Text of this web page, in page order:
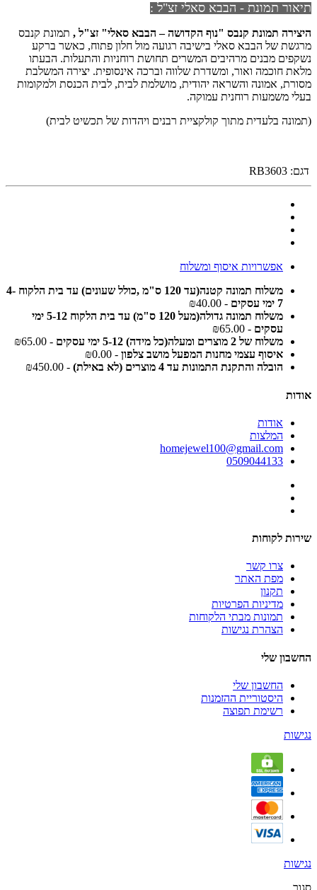
תיאור תמונת - הבבא סאלי זצ"ל :
היצירה תמונת קנבס "נוף הקדושה – הבבא סאלי" זצ"ל , תמונת קנבס
מרגשת של הבבא סאלי בישיבה רגועה מול חלון פתוח, כאשר ברקע
נשקפים מבנים מרהיבים המשרים תחושת רוחניות והתעלות. הבעתו
מלאת חוכמה ואור, ומשדרת שלווה וברכה אינסופית. יצירה המשלבת
מסורת, אמונה והשראה יהודית, מושלמת לבית, לבית הכנסת ולמקומות
בעלי משמעות רוחנית עמוקה.
(תמונה בלעדית מתוך קולקציית רבנים ויהדות של תכשיט לבית)
דגם: RB3603
אפשרויות איסוף ומשלוח
משלוח תמונה קטנה(עד 120 ס"מ ,כולל שעונים) עד בית הלקוח 4-
7 ימי עסקים
- ₪40.00
משלוח תמונה גדולה(מעל 120 ס"מ) עד בית הלקוח 5-12 ימי
עסקים - ₪65.00
משלוח של 2 מוצרים ומעלה(כל מידה) 5-12 ימי עסקים
- ₪65.00
איסוף עצמי מחנות המפעל מושב צלפון - ₪0.00
הובלה והתקנת התמונות עד 4 מוצרים (לא באילת)
- ₪450.00
אודות
אודות
המלצות
homejewel100@gmail.com
0509044133
שירות לקוחות
צרו קשר
מפת האתר
תקנון
מדיניות הפרטיות
תמונות מבתי הלקוחות
הצהרת נגישות
החשבון שלי
החשבון שלי
היסטוריית ההזמנות
רשימת תפוצה
נגישות
נגישות
סגור